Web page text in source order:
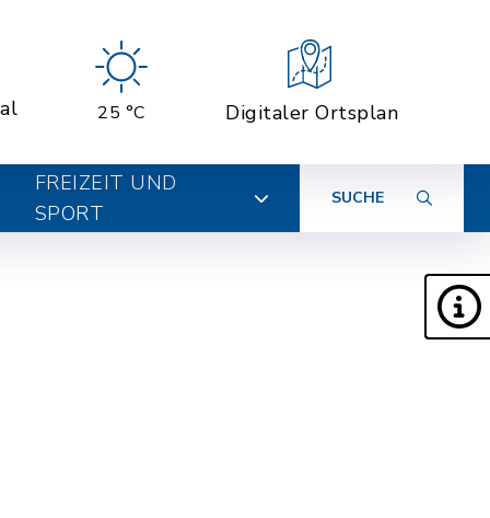
25 °C Digitaler Ortsplan
FREIZEIT UND
SPORT
SUCHE